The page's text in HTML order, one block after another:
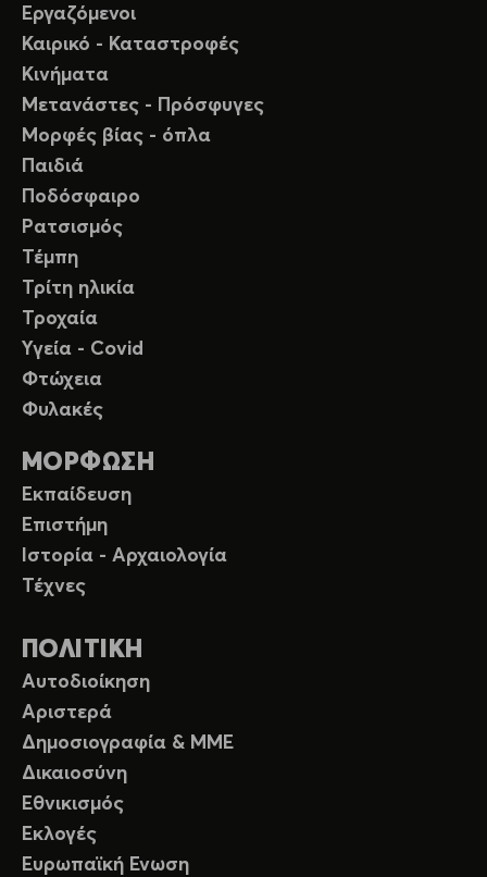
Εργαζόμενοι
Καιρικό - Καταστροφές
Κινήματα
Μετανάστες - Πρόσφυγες
Μορφές βίας - όπλα
Παιδιά
Ποδόσφαιρο
Ρατσισμός
Τέμπη
Τρίτη ηλικία
Τροχαία
Υγεία - Covid
Φτώχεια
Φυλακές
ΜΟΡΦΩΣΗ
Εκπαίδευση
Επιστήμη
Ιστορία - Αρχαιολογία
Τέχνες
ΠΟΛΙΤΙΚΗ
Αυτοδιοίκηση
Αριστερά
Δημοσιογραφία & ΜΜΕ
Δικαιοσύνη
Εθνικισμός
Εκλογές
Ευρωπαϊκή Ενωση